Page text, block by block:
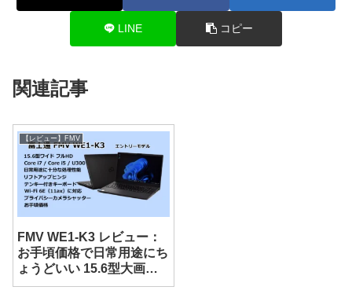
LINE コピー
関連記事
【レビュー】FMV
FMV WE1-K3 レビュー：
お手頃価格で日常用途にち
ょうどいい 15.6型大画面
ノート